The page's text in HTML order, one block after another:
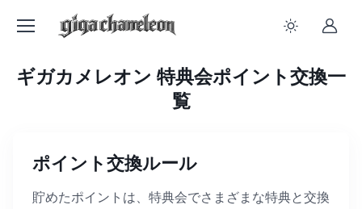
ギガカメレオン 特典会ポイント交換一
覧
ポイント交換ルール
貯めたポイントは、特典会でさまざまな特典と交換